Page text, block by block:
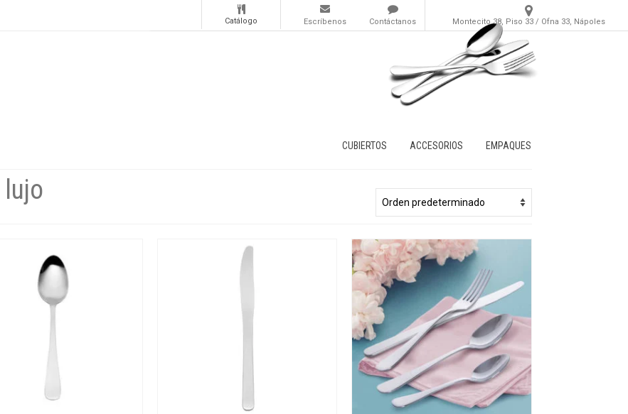
Montecito 38, Piso 33 / Ofna 33, Nápoles
Contáctanos
Escríbenos
Catálogo
CUBIERTOS ACCESORIOS EMPAQUES